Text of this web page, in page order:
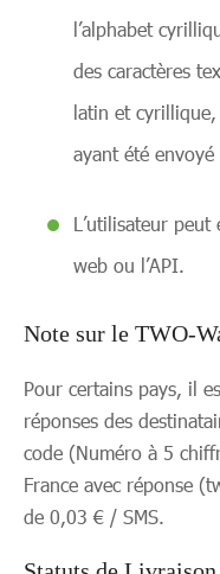
l’alphabet
des caractères
latin et cyrillique,
ayant été
L’utilisateur
web ou l’API.
Note sur le TWO-
Pour certains pays, il
réponses des
code (Numéro à 5
France avec réponse
de 0,03 € / SMS.